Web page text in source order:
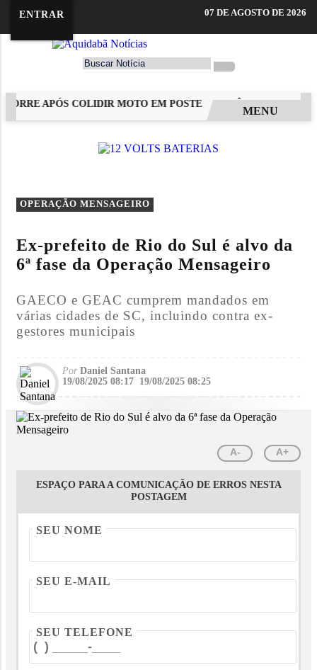
ENTRAR 07 DE AGOSTO DE 2026
APÓS COLIDIR MOTO EM POSTE INCÊNDIO DESTRÓI
MENU
OPERAÇÃO MENSAGEIRO
Ex-prefeito de Rio do Sul é alvo da
6ª fase da Operação Mensageiro
GAECO e GEAC cumprem mandados em
várias cidades de SC, incluindo contra ex-
gestores municipais
PorDaniel Santana
19/08/2025 08:17 19/08/2025 08:25
A- A+
ESPAÇO PARA A COMUNICAÇÃO DE ERROS NESTA
POSTAGEM
SEU NOME
SEU E-MAIL
SEU TELEFONE